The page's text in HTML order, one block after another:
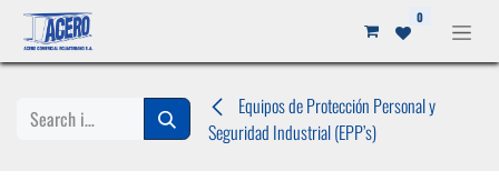
Ir al contenido 0
Equipos de Protección Personal y
Seguridad Industrial (EPP’s)